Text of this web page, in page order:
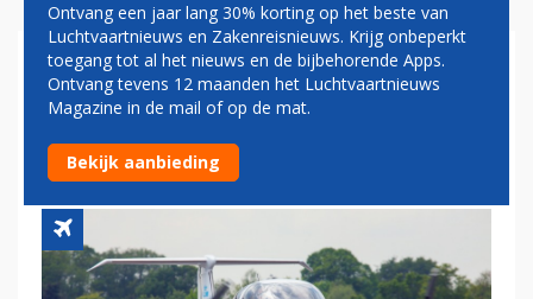
KLM FLIGHT ACADEMY
LEVERT 39 NIEUWE PILOTEN
AF
Ontvang een jaar lang 30% korting op het beste van
Luchtvaartnieuws en Zakenreisnieuws. Krijg onbeperkt
toegang tot al het nieuws en de bijbehorende Apps.
Ontvang tevens 12 maanden het Luchtvaartnieuws
Magazine in de mail of op de mat.
Bekijk aanbieding